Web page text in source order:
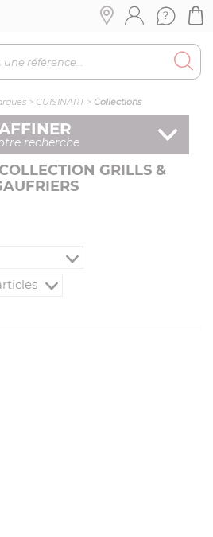
> CUISINART> Collections
recherche
GRILLS &